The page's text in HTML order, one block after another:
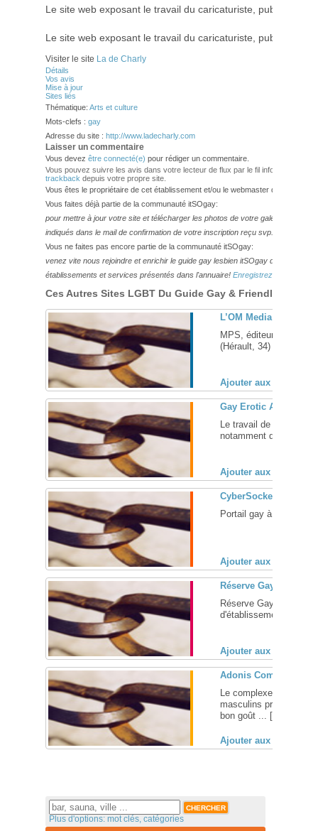
Le site web exposant le travail du caricaturiste, publié dans
Le site web exposant le travail du caricaturiste, publié dans
Visiter le site La de Charly
Détails
Vos avis
Mise à jour
Sites liés
Thématique: Arts et culture
Mots-clefs : gay
Adresse du site : http://www.ladecharly.com
Laisser un commentaire
Vous devez être connecté(e) pour rédiger un commentaire.
Vous pouvez suivre les avis dans votre lecteur de flux par le fil info
trackback depuis votre propre site.
Vous êtes le propriétaire de cet établissement et/ou le webmaster de ce site?
Vous faites déjà partie de la communauté itSOgay:
pour mettre à jour votre site et télécharger les photos de votre galerie,
indiqués dans le mail de confirmation de votre inscription reçu svp.
Vous ne faites pas encore partie de la communauté itSOgay:
venez vite nous rejoindre et enrichir le guide gay lesbien itSOgay de vos
établissements et services présentés dans l'annuaire! Enregistrez-vous ici!
Ces Autres Sites LGBT Du Guide Gay & Friendly
L’OM Media Plein
MPS, éditeur de
(Hérault, 34) ... [
Ajouter aux favoris
Gay Erotic Art of
Le travail de
notamment dans les
Ajouter aux favoris
CyberSocket
Portail gay à contenu
Ajouter aux favoris
Réserve Gay,
Réserve Gay, portail
d'établissements gay
Ajouter aux favoris
Adonis Complex
Le complexe
masculins préférés
bon goût ... [
Ajouter aux favoris
Plus d'options: mot clés, catégories